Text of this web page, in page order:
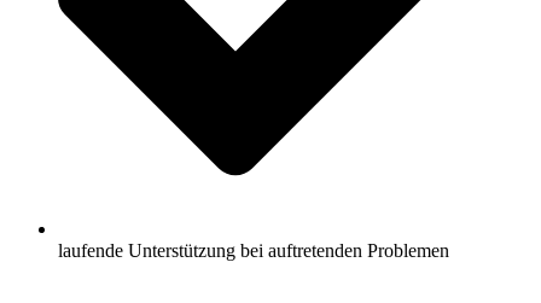
laufende Unterstützung bei auftretenden Problemen